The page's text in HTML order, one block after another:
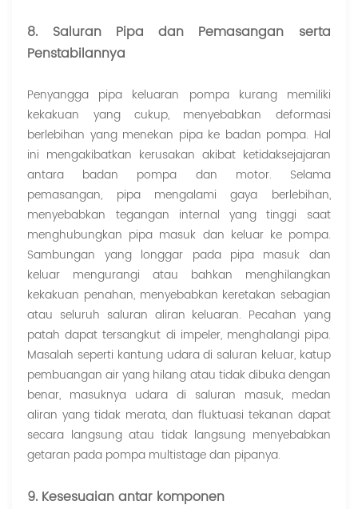
8. Saluran Pipa dan Pemasangan serta
Penstabilannya
Penyangga pipa keluaran pompa kurang memiliki
kekakuan yang cukup, menyebabkan deformasi
berlebihan yang menekan pipa ke badan pompa. Hal
ini mengakibatkan kerusakan akibat ketidaksejajaran
antara badan pompa dan motor. Selama
pemasangan, pipa mengalami gaya berlebihan,
menyebabkan tegangan internal yang tinggi saat
menghubungkan pipa masuk dan keluar ke pompa.
Sambungan yang longgar pada pipa masuk dan
keluar mengurangi atau bahkan menghilangkan
kekakuan penahan, menyebabkan keretakan sebagian
atau seluruh saluran aliran keluaran. Pecahan yang
patah dapat tersangkut di impeler, menghalangi pipa.
Masalah seperti kantung udara di saluran keluar, katup
pembuangan air yang hilang atau tidak dibuka dengan
benar, masuknya udara di saluran masuk, medan
aliran yang tidak merata, dan fluktuasi tekanan dapat
secara langsung atau tidak langsung menyebabkan
getaran pada pompa multistage dan pipanya.
9. Kesesuaian antar komponen